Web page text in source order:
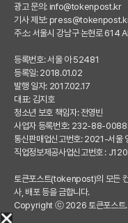
광고 문의: info@tokenpost.kr
기사 제보:
주소: 서울시 강남구 논현로 614
등록번호: 서울 아 52481
등록일: 2018.01.02
발행 일자: 2017.02.17
대표: 김지호
청소년 보호 책임자: 전영빈
사업자 등록번호: 232-88-
통신판매업신고번호: 2021-서울
직업정보제공사업신고번호 :
토큰포스트(tokenpost)의 모든
사, 배포 등을 금합니다.
Copyright ⓒ 2026 토큰포스